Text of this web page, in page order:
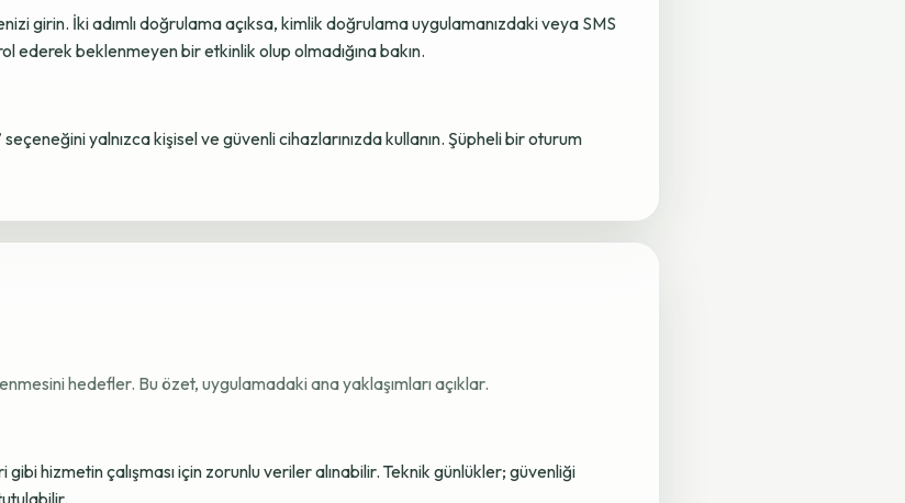
girin. İki adımlı doğrulama açıksa, kimlik doğrulama uygulamanızdaki veya SMS
ederek beklenmeyen bir etkinlik olup olmadığına bakın.
yalnızca kişisel ve güvenli cihazlarınızda kullanın. Şüpheli bir oturum
hedefler. Bu özet, uygulamadaki ana yaklaşımları açıklar.
hizmetin çalışması için zorunlu veriler alınabilir. Teknik günlükler; güvenliği